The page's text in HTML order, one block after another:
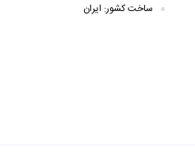
ساخت کشور: ایران